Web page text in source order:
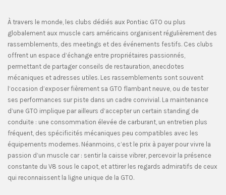
À travers le monde, les clubs dédiés aux Pontiac GTO ou plus
globalement aux muscle cars américains organisent régulièrement des
rassemblements, des meetings et des événements festifs. Ces clubs
offrent un espace d’échange entre propriétaires passionnés,
permettant de partager conseils de restauration, anecdotes
mécaniques et adresses utiles. Les rassemblements sont souvent
l’occasion d’exposer fièrement sa GTO flambant neuve, ou de tester
ses performances sur piste dans un cadre convivial. La maintenance
d’une GTO implique par ailleurs d’accepter un certain standing de
conduite : une consommation élevée de carburant, un entretien plus
fréquent, des spécificités mécaniques peu compatibles avec les
équipements modernes. Néanmoins, c’est le prix à payer pour vivre la
passion d’un muscle car : sentir la caisse vibrer, percevoir la présence
constante du V8 sous le capot, et attirer les regards admiratifs de ceux
qui reconnaissent la ligne unique de la GTO.